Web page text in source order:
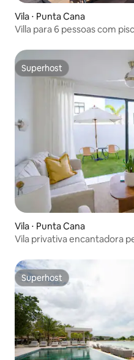
Vila ⋅ Punta Cana
Villa para 6 pessoas com
Superhost
Superhost
Vila ⋅ Punta Cana
Vila privativa encantadora
Superhost
Superhost